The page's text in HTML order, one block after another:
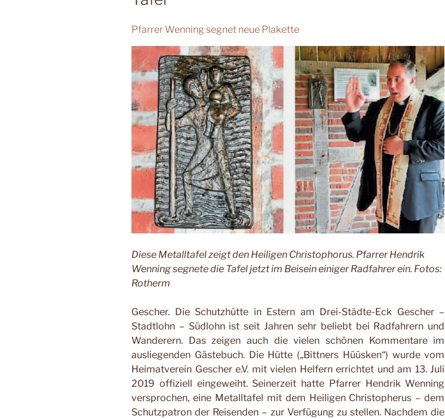
Pfarrer Wenning segnet neue Plakette
Diese Metalltafel zeigt den Heiligen Christophorus. Pfarrer Hendrik
Wenning segnete die Tafel jetzt im Beisein einiger Radfahrer ein. Fotos:
Rotherm
Gescher. Die Schutzhütte in Estern am Drei-Städte-Eck Gescher –
Stadtlohn – Südlohn ist seit Jahren sehr beliebt bei Radfahrern und
Wanderern. Das zeigen auch die vielen schönen Kommentare im
ausliegenden Gästebuch. Die Hütte („Bittners Hüüsken“) wurde vom
Heimatverein Gescher e.V. mit vielen Helfern errichtet und am 13. Juli
2019 offiziell eingeweiht. Seinerzeit hatte Pfarrer Hendrik Wenning
versprochen, eine Metalltafel mit dem Heiligen Christopherus – dem
Schutzpatron der Reisenden – zur Verfügung zu stellen. Nachdem die